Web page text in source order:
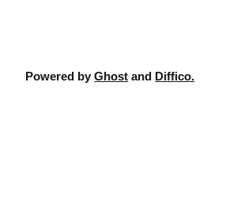
Powered byGhost and Diffico.